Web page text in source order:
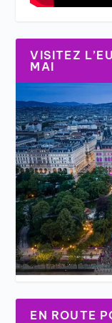
VISITEZ
MAI
EN ROUTE